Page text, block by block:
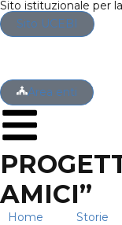
Sito istituzionale per
Sito UCEBI
Area enti
AMICI”
Home Storie